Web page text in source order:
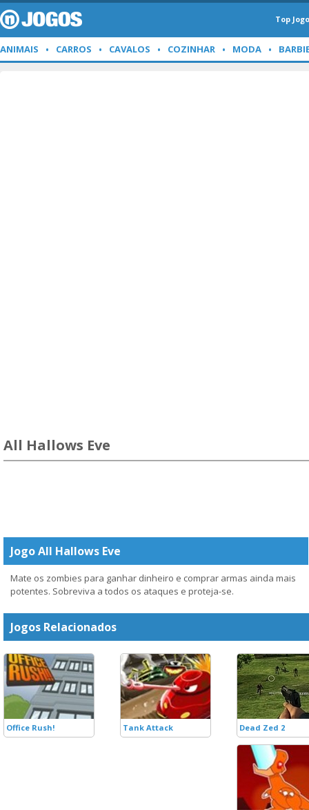
Top
ANIMAIS CARROS CAVALOS COZINHAR MODA
All Hallows Eve
Jogo All Hallows Eve
Mate os zombies para ganhar dinheiro e comprar armas ainda mais
potentes. Sobreviva a todos os ataques e proteja-se.
Jogos Relacionados
Office Rush! Tank Attack Dead Zed 2